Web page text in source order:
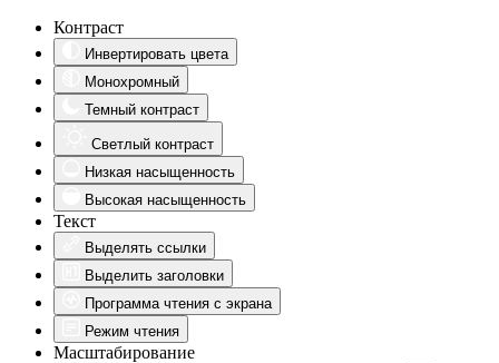
Контраст
Инвертировать цвета
Монохромный
Темный контраст
Светлый контраст
Низкая насыщенность
Высокая насыщенность
Текст
Выделять ссылки
Выделить заголовки
Программа чтения с экрана
Режим чтения
Масштабирование